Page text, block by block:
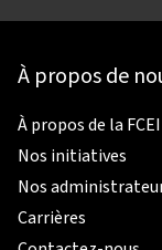
À propos de
À propos de la FCEI
Nos initiatives
Nos
Carrières